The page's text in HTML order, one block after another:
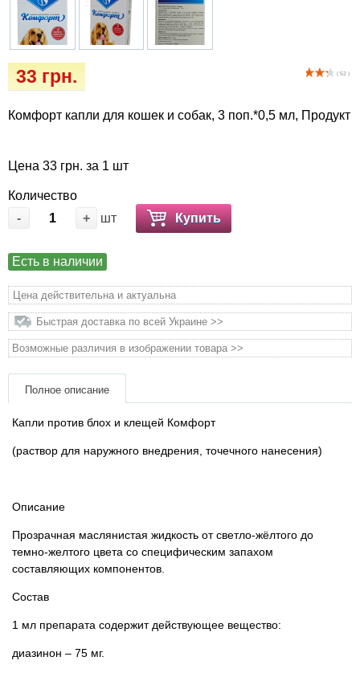
( 52 )
33 грн.
Комфорт капли для кошек и собак, 3 поп.*0,5 мл, Продукт
Цена 33 грн. за 1 шт
Количество
-
+ шт Купить
Есть в наличии
Цена действительна и актуальна
Быстрая доставка по всей Украине >>
Возможные различия в изображении товара >>
Полное описание
Капли против блох и клещей Комфорт
(раствор для наружного внедрения, точечного нанесения)
Описание
Прозрачная маслянистая жидкость от светло-жёлтого до
темно-желтого цвета со специфическим запахом
составляющих компонентов.
Состав
1 мл препарата содержит действующее вещество:
диазинон – 75 мг.
Ласощі та корма
Vet Diet Canine Wet - ветеринарные диеты
для собак
Лежаки, будиночки, охолоджуючи
Переноски, сумки, клітки
Послеоперационные средства и
расходные материалы
Подарочные сертификаты
Товары для грызунов
Товары для лошадей
Хозряд - хозтовары оптом
Популярные зоотовары